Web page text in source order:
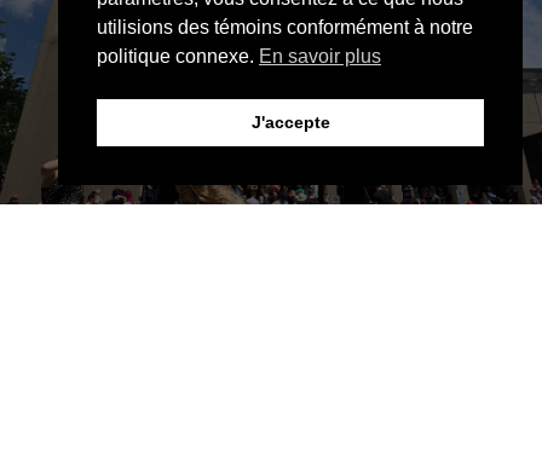
JE M'ABONNE
utilisions des témoins conformément à notre
politique connexe. En savoir plus
J'accepte